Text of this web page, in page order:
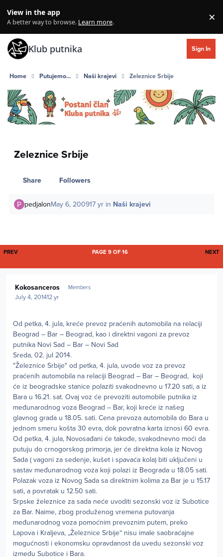
View in the app
A better way to browse. Learn more. ×
Klub putnika Sign In
Home Putujemo... Naši krajevi Zeleznice Srbije
Zeleznice Srbije
Share Followers
pedjalonMay 6, 200917 yr in Naši krajevi
FIRST PAGE
PREV NEXT
PAGE 9 OF 16
Kokosanceros Members
July 4, 201412 yr
Od petka, 4. jula, kreće prevoz praćenih automobila na relaciji
Beograd – Bar – Beograd, kao i direktni vagoni za prevoz
putnika Novi Sad – Bar – Novi Sad
Sreda, 02. jul 2014.
"Železnice Srbije" od petka, 4. jula, uvode voz za prevoz
praćenih automobila na relaciji Beograd – Bar – Beograd, koji
će iz beogradske stanice polaziti svakodnevno u 17.20 sati, a iz
Bara u 16.21. sat. Ovaj voz će prevoziti automobile putnika iz
međunarodnog voza Beograd – Bar, koji kreće iz našeg
glavnog grada u 18.05. sati. Cena prevoza automobila do Bara u
jednom smeru košta 30 evra, dok povratna karta iznosi 60 evra.
Od petka, 4. jula, Novosađani će takođe, svakodnevno moći da
putuju do crnogorskog primorja, jer će direktna kola iz Novog
Sada ( vagoni za sedenje, kušet i spavaća kola) biti uključeni u
sastav međunarodnog voza koji polazi iz Beograda u 18.05 sati.
Polazak voza iz Novog Sada sa direktnim kolima za Bar je u 15.17
sati, a povratak u 12.50 sati.
Srpske železnice za sada neće uvoditi sezonski voz iz Subotice
za Bar. Naime, zbog produženog vremena putovanja
međunarodnog voza pomoćnim prevoznim putem, preko
Lapova i Kraljeva, „Železnice Srbije“ nisu imale saobraćajne
mogućnosti i ekonomsku opravdanost da uvedu sezonski voz
između Subotice i Bara.